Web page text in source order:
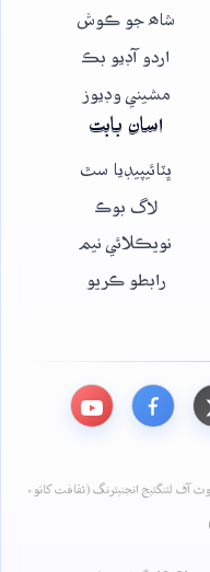
شاھ جو ڪوش
اردو آڊيو بڪ
مشيني وڊيوز
اسان بابت
ڀٽائيپيڊيا سٿ
لاگ بوڪ
نويڪلائي نيم
رابطو ڪريو
آف لئنگئيج انجنيئرنگ (ثقافت کاتو،